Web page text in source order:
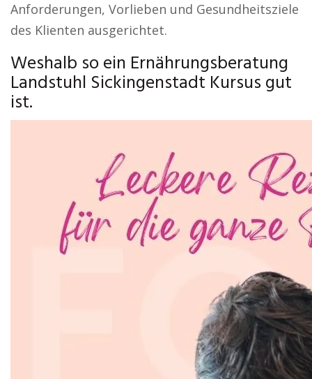
Anforderungen, Vorlieben und Gesundheitsziele
des Klienten ausgerichtet.
Weshalb so ein Ernährungsberatung
Landstuhl Sickingenstadt Kursus gut
ist.